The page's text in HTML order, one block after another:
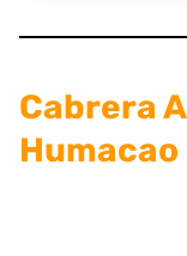
Cabrera
Humacao